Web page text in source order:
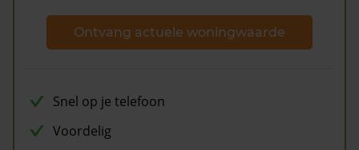
Ontvang actuele woningwaarde
Snel op je telefoon
Voordelig